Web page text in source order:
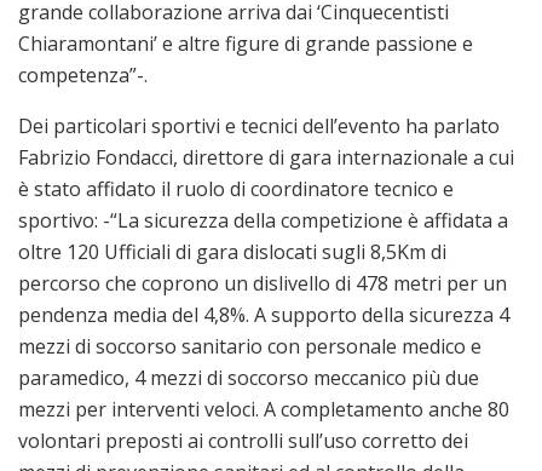
grande collaborazione arriva dai ‘Cinquecentisti
Chiaramontani’ e altre figure di grande passione e
competenza”-.
Dei particolari sportivi e tecnici dell’evento ha parlato
Fabrizio Fondacci, direttore di gara internazionale a cui
è stato affidato il ruolo di coordinatore tecnico e
sportivo: -“La sicurezza della competizione è affidata a
oltre 120 Ufficiali di gara dislocati sugli 8,5Km di
percorso che coprono un dislivello di 478 metri per un
pendenza media del 4,8%. A supporto della sicurezza 4
mezzi di soccorso sanitario con personale medico e
paramedico, 4 mezzi di soccorso meccanico più due
mezzi per interventi veloci. A completamento anche 80
volontari preposti ai controlli sull’uso corretto dei